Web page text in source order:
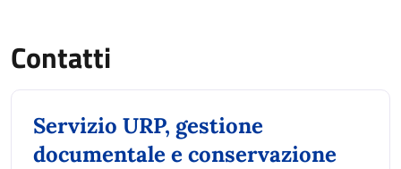
Contatti
Servizio URP, gestione
documentale e conservazione